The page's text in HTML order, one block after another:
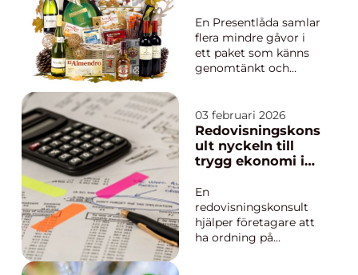
ge...
En Presentlåda samlar
flera mindre gåvor i
ett paket som känns
genomtänkt och
mottagaren en hel
upplevelse, ofta med
ett tema som mat,
spa, fika eller
presentlåda är
genomtänkt in i
mins...
03 februari 2026
Redovisningskons
ult nyckeln till
trygg ekonomi i
En
redovisningskonsult
hjälper företagare att
ha ordning på